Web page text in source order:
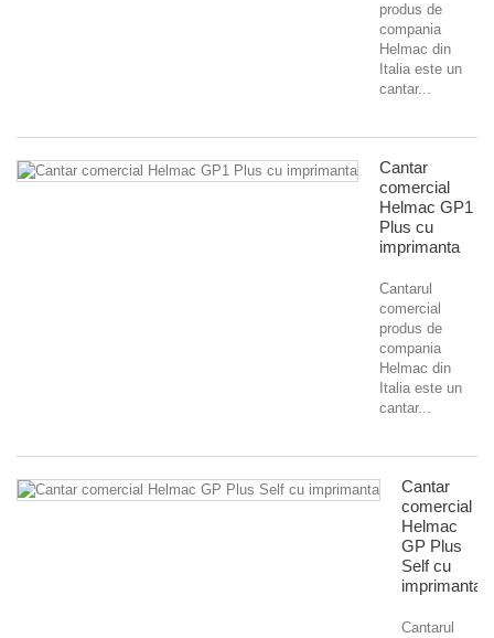
produs de
compania
Helmac din
Italia este un
cantar...
Cantar
comercial
Helmac GP1
Plus cu
imprimanta
Cantarul
comercial
produs de
compania
Helmac din
Italia este un
cantar...
Cantar
comercial
Helmac
GP Plus
Self cu
imprimanta
Cantarul